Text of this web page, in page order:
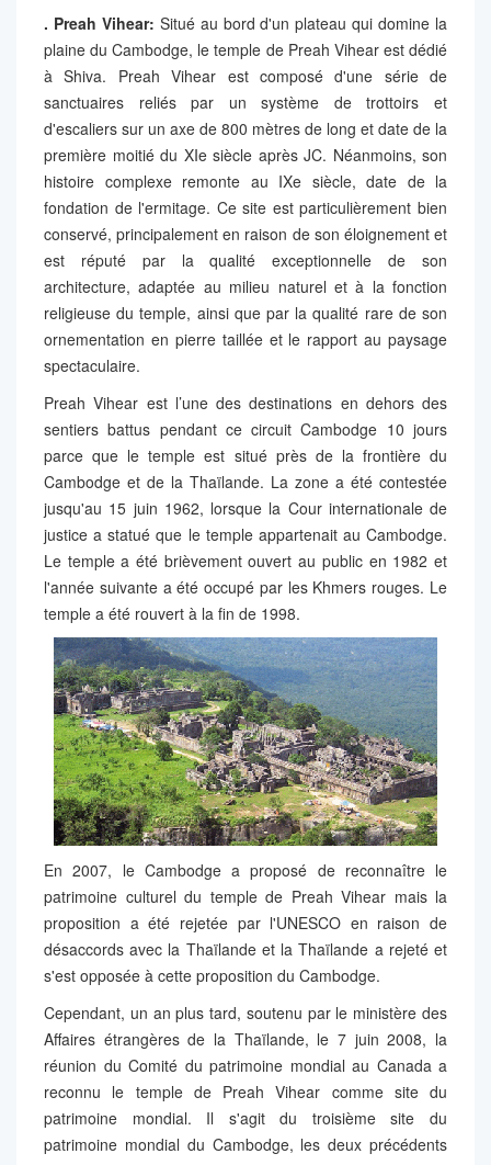
. Preah Vihear: Situé au bord d'un plateau qui domine la
plaine du Cambodge, le temple de Preah Vihear est dédié
à Shiva. Preah Vihear est composé d'une série de
sanctuaires reliés par un système de trottoirs et
d'escaliers sur un axe de 800 mètres de long et date de la
première moitié du XIe siècle après JC. Néanmoins, son
histoire complexe remonte au IXe siècle, date de la
fondation de l'ermitage. Ce site est particulièrement bien
conservé, principalement en raison de son éloignement et
est réputé par la qualité exceptionnelle de son
architecture, adaptée au milieu naturel et à la fonction
religieuse du temple, ainsi que par la qualité rare de son
ornementation en pierre taillée et le rapport au paysage
spectaculaire.
Preah Vihear est l’une des destinations en dehors des
sentiers battus pendant ce circuit Cambodge 10 jours
parce que le temple est situé près de la frontière du
Cambodge et de la Thaïlande. La zone a été contestée
jusqu'au 15 juin 1962, lorsque la Cour internationale de
justice a statué que le temple appartenait au Cambodge.
Le temple a été brièvement ouvert au public en 1982 et
l'année suivante a été occupé par les Khmers rouges. Le
temple a été rouvert à la fin de 1998.
En 2007, le Cambodge a proposé de reconnaître le
patrimoine culturel du temple de Preah Vihear mais la
proposition a été rejetée par l'UNESCO en raison de
désaccords avec la Thaïlande et la Thaïlande a rejeté et
s'est opposée à cette proposition du Cambodge.
Cependant, un an plus tard, soutenu par le ministère des
Affaires étrangères de la Thaïlande, le 7 juin 2008, la
réunion du Comité du patrimoine mondial au Canada a
reconnu le temple de Preah Vihear comme site du
patrimoine mondial. Il s'agit du troisième site du
patrimoine mondial du Cambodge, les deux précédents